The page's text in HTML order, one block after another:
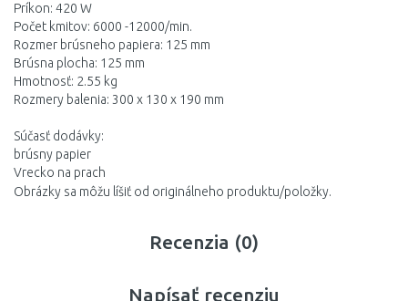
Príkon: 420 W
Počet kmitov: 6000 -12000/min.
Rozmer brúsneho papiera: 125 mm
Brúsna plocha: 125 mm
Hmotnosť: 2.55 kg
Rozmery balenia: 300 x 130 x 190 mm
Súčasť dodávky:
brúsny papier
Vrecko na prach
Obrázky sa môžu líšiť od originálneho produktu/položky.
Recenzia (0)
Napísať recenziu